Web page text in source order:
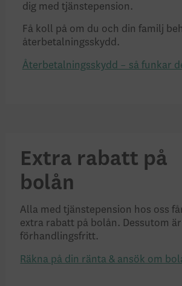
dig med tjänstepension.
Få koll på om du och din familj
återbetalningsskydd.
Återbetalningsskydd – så funkar
Extra rabatt på
bolån
Alla med tjänstepension hos oss
extra rabatt på bolån. Dessutom
förhandlingsfritt.
Räkna på din ränta & ansök om